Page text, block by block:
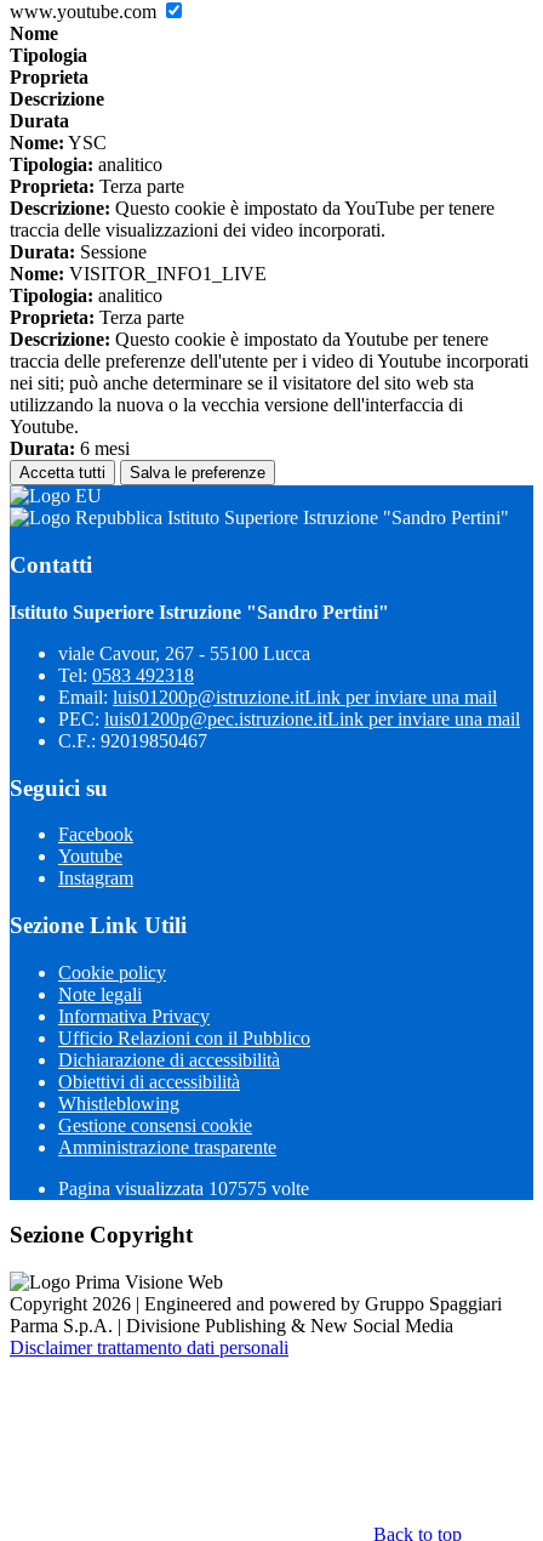
www.youtube.com
Nome
Tipologia
Proprieta
Descrizione
Durata
Nome: YSC
Tipologia: analitico
Proprieta: Terza parte
Descrizione: Questo cookie è impostato da YouTube per tenere
traccia delle visualizzazioni dei video incorporati.
Durata: Sessione
Nome: VISITOR_INFO1_LIVE
Tipologia: analitico
Proprieta: Terza parte
Descrizione: Questo cookie è impostato da Youtube per tenere
traccia delle preferenze dell'utente per i video di Youtube incorporati
nei siti; può anche determinare se il visitatore del sito web sta
utilizzando la nuova o la vecchia versione dell'interfaccia di
Youtube.
Durata: 6 mesi
Accetta tutti Salva le preferenze
Istituto Superiore Istruzione "Sandro Pertini"
Contatti
Istituto Superiore Istruzione "Sandro Pertini"
viale Cavour, 267 - 55100 Lucca
Tel: 0583 492318
Email: luis01200p@istruzione.itLink per inviare una mail
PEC: luis01200p@pec.istruzione.itLink per inviare una mail
C.F.: 92019850467
Seguici su
Facebook
Youtube
Instagram
Sezione Link Utili
Cookie policy
Note legali
Informativa Privacy
Ufficio Relazioni con il Pubblico
Dichiarazione di accessibilità
Obiettivi di accessibilità
Whistleblowing
Gestione consensi cookie
Amministrazione trasparente
Pagina visualizzata 107575 volte
Sezione Copyright
Copyright 2026 | Engineered and powered by Gruppo Spaggiari
Parma S.p.A. | Divisione Publishing & New Social Media
Disclaimer trattamento dati personali
Back to top